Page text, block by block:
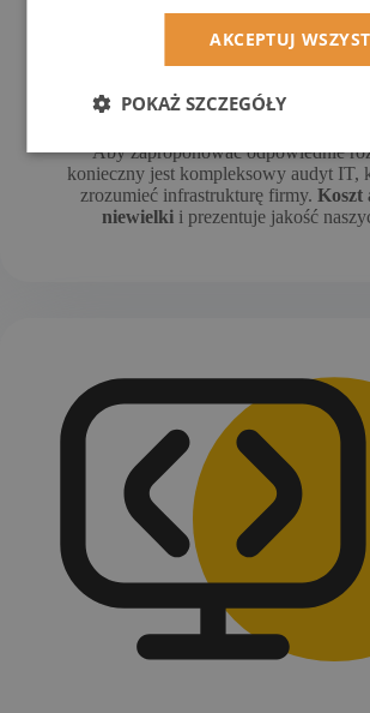
Audyt IT
Aby zaproponować odpowiednie
konieczny jest kompleksowy audyt IT,
zrozumieć infrastrukturę firmy. Koszt
niewielki i prezentuje jakość
AKCEPTUJ
POKAŻ SZCZEGÓŁY